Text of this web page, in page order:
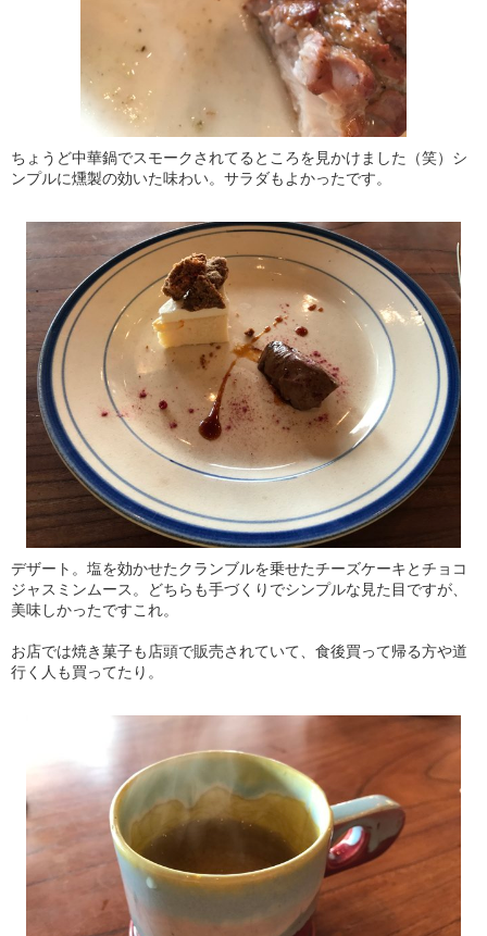
ちょうど中華鍋でスモークされてるところを見かけました（笑）シ
ンプルに燻製の効いた味わい。サラダもよかったです。
デザート。塩を効かせたクランブルを乗せたチーズケーキとチョコ
ジャスミンムース。どちらも手づくりでシンプルな見た目ですが、
美味しかったですこれ。
お店では焼き菓子も店頭で販売されていて、食後買って帰る方や道
行く人も買ってたり。